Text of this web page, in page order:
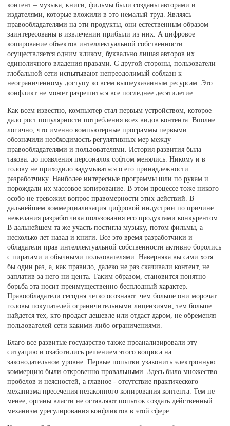
контент – музыка, книги, фильмы были созданы авторами и
издателями, которые вложили в это немалый труд. Являясь
правообладателями на эти продукты, они естественным образом
заинтересованы в извлечении прибыли из них. А цифровое
копирование объектов интеллектуальной собственности
осуществляется одним кликом, буквально лишая авторов их
единоличного владения правами. С другой стороны, пользователи
глобальной сети испытывают непреодолимый соблазн к
неограниченному доступу ко всем вышеуказанным ресурсам. Это
конфликт не может разрешиться все последнее десятилетие.
Как всем известно, компьютер стал первым устройством, которое
дало рост популярности потребления всех видов контента. Вполне
логично, что именно компьютерные программы первыми
обозначили необходимость регулятивных мер между
правообладателями и пользователями. История развития была
такова: до появления персоналок софтом менялись. Никому и в
голову не приходило задумываться о его принадлежности
разработчику. Наиболее интересные программы шли по рукам и
порождали их массовое копирование. В этом процессе тоже никого
особо не тревожил вопрос правомерности этих действий. В
дальнейшем коммерциализация цифровой индустрии по причине
нежелания разработчика пользования его продуктами конкурентом.
В дальнейшем та же участь постигла музыку, потом фильмы, а
несколько лет назад и книги. Все это время разработчики и
обладатели прав интеллектуальной собственности активно боролись
с пиратами и обычными пользователями. Наверняка вы сами хотя
бы один раз, а, как правило, далеко не раз скачивали контент, не
заплатив за него ни цента. Таким образом, становится понятно –
борьба эта носит преимущественно бесплодный характер.
Правообладатели сегодня четко осознают: чем больше они морочат
головы покупателей ограничительными лицензиями, тем больше
найдется тех, кто продаст дешевле или отдаст даром, не обременяя
пользователей сети какими-либо ограничениями.
Благо все развитые государство также проанализировали эту
ситуацию и озаботились решением этого вопроса на
законодательном уровне. Первые попытки узаконить электронную
коммерцию были откровенно провальными. Здесь было множество
пробелов и неясностей, а главное - отсутствие практического
механизма пресечения незаконного копирования контента. Тем не
менее, органы власти не оставляют попыток создать действенный
механизм урегулирования конфликтов в этой сфере.